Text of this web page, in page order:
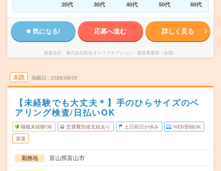
20代
30代 40代 50代 60代
気になる! 応募へ進む 詳しく見る
派遣会社 株式会社綜合キャリアオプション 製造事業部（全国）
未読 掲載日 2026/08/05
【未経験でも大丈夫＊】手のひらサイズのベ
アリング検査/日払いOK
職種未経験OK 交通費別途支給あり 土日祝日が休み WEB登録OK
派遣
勤務地 富山県富山市